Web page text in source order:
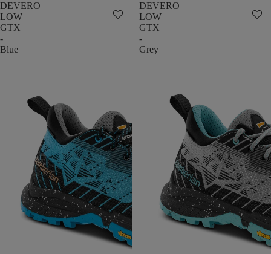
DEVERO
LOW
GTX
-
Blue
DEVERO
LOW
GTX
-
Grey